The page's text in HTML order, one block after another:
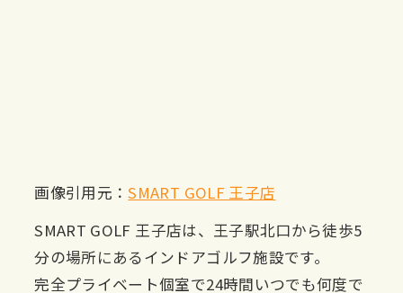
画像引用元：SMART GOLF 王子店
SMART GOLF 王子店は、王子駅北口から徒歩5
分の場所にあるインドアゴルフ施設です。
完全プライベート個室で24時間いつでも何度で